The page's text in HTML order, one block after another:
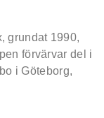
grundat 1990,
förvärvar del i
i Göteborg,